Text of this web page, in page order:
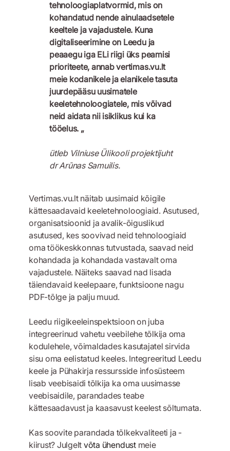
tehnoloogiaplatvormid, mis on
kohandatud nende ainulaadsetele
keeltele ja vajadustele. Kuna
digitaliseerimine on Leedu ja
peaaegu iga ELi riigi üks peamisi
prioriteete, annab vertimas.vu.lt
meie kodanikele ja elanikele tasuta
juurdepääsu uusimatele
keeletehnoloogiatele, mis võivad
neid aidata nii isiklikus kui ka
tööelus. „
ütleb Vilniuse Ülikooli projektijuht
dr Arūnas Samuilis.
Vertimas.vu.lt näitab uusimaid kõigile
kättesaadavaid keeletehnoloogiaid. Asutused,
organisatsioonid ja avalik-õiguslikud
asutused, kes soovivad neid tehnoloogiaid
oma töökeskkonnas tutvustada, saavad neid
kohandada ja kohandada vastavalt oma
vajadustele. Näiteks saavad nad lisada
täiendavaid keelepaare, funktsioone nagu
PDF-tõlge ja palju muud.
Leedu riigikeeleinspektsioon on juba
integreerinud vahetu veebilehe tõlkija oma
kodulehele, võimaldades kasutajatel sirvida
sisu oma eelistatud keeles. Integreeritud Leedu
keele ja Pühakirja ressursside infosüsteem
lisab veebisaidi tõlkija ka oma uusimasse
veebisaidile, parandades teabe
kättesaadavust ja kaasavust keelest sõltumata.
Kas soovite parandada tõlkekvaliteeti ja -
kiirust? Julgelt võta ühendustmeie